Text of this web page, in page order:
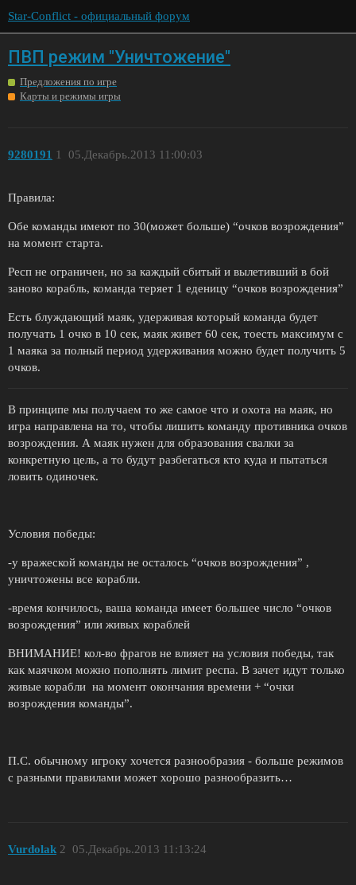
Star-Conflict - официальный форум
ПВП режим "Уничтожение"
Предложения по игре
Карты и режимы игры
9280191 05.Декабрь.2013 11:00:03
1
Правила:
Обе команды имеют по 30(может больше) “очков возрождения”
на момент старта.
Респ не ограничен, но за каждый сбитый и вылетивший в бой
заново корабль, команда теряет 1 еденицу “очков возрождения”
Есть блуждающий маяк, удерживая который команда будет
получать 1 очко в 10 сек, маяк живет 60 сек, тоесть максимум с
1 маяка за полный период удерживания можно будет получить 5
очков.
В принципе мы получаем то же самое что и охота на маяк, но
игра направлена на то, чтобы лишить команду противника очков
возрождения. А маяк нужен для образования свалки за
конкретную цель, а то будут разбегаться кто куда и пытаться
ловить одиночек.
Условия победы:
-у вражеской команды не осталось “очков возрождения” ,
уничтожены все корабли.
-время кончилось, ваша команда имеет большее число “очков
возрождения” или живых кораблей
ВНИМАНИЕ! кол-во фрагов не влияет на условия победы, так
как маячком можно пополнять лимит респа. В зачет идут только
живые корабли на момент окончания времени + “очки
возрождения команды”.
П.С. обычному игроку хочется разнообразия - больше режимов
с разными правилами может хорошо разнообразить…
Vurdolak 05.Декабрь.2013 11:13:24
2